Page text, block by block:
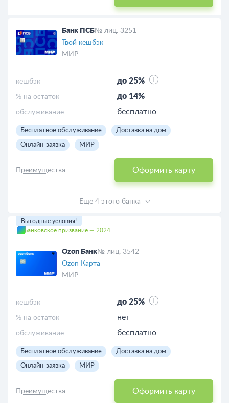
Банк ПСБ№ лиц. 3251
Твой кешбэк
МИР
до 25%
кешбэк
до 14%
% на остаток
бесплатно
обслуживание
Оформить карту
Преимущества
Бесплатное обслуживание Доставка на дом
Онлайн-заявка МИР
Еще 4 этого банка
Выгодные условия!
Банковское призвание — 2024
Ozon Банк№ лиц. 3542
Ozon Карта
МИР
до 25%
кешбэк
нет
% на остаток
бесплатно
обслуживание
Оформить карту
Преимущества
Бесплатное обслуживание Доставка на дом
Онлайн-заявка МИР